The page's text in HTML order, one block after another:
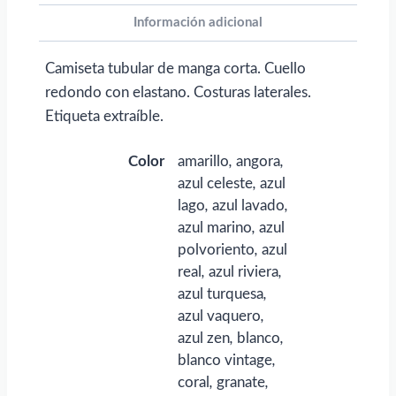
personalizar
Información adicional
Camiseta tubular de manga corta. Cuello
redondo con elastano. Costuras laterales.
Etiqueta extraíble.
Color amarillo, angora,
azul celeste, azul
lago, azul lavado,
azul marino, azul
polvoriento, azul
real , azul riviera,
azul turquesa,
azul vaquero,
azul zen, blanco,
blanco vintage,
coral , granate,